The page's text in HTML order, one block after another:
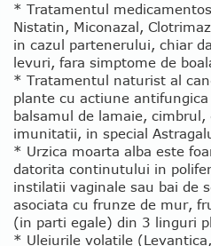
* Tratamentul
Nistatin, Miconazal,
in cazul partenerului, chiar
levuri, fara simptome de
* Tratamentul naturist al
plante cu actiune
balsamul de lamaie,
imunitatii, in special
* Urzica moarta alba este
datorita continutului in
instilatii vaginale sau bai de
asociata cu frunze de mur,
(in parti egale) din 3 linguri
* Uleiurile volatile